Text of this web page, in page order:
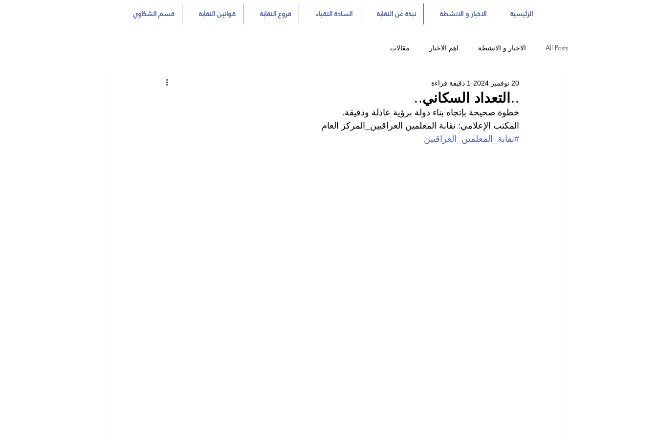
قسم الشكاوي قوانين النقابة فروع النقابة السادة النقباء نبذة عن النقابة الاخبار و الانشطة الرئيسية
All Posts الاخبار و الانشطة اهم الاخبار مقالات
..التعداد السكاني..
20 نوفمبر 2024 1 دقيقة قراءة
خطوة صحيحة بإتجاه بناء دولة برؤية عادلة ودقيقة.
المكتب الإعلامي: نقابة المعلمين العراقيين_المركز العام
#نقابة_المعلمين_العراقيين